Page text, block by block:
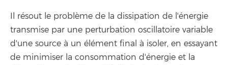
Il résout le problème de la dissipation de l'énergie
transmise par une perturbation oscillatoire variable
d'une source à un élément final à isoler, en essayant
de minimiser la consommation d'énergie et la